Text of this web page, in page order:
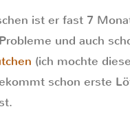
ist er fast 7
und auch
(ich mochte
schon erste